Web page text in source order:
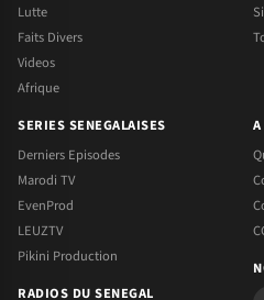
Lutte
Faits Divers
Videos
Afrique
SERIES SENEGALAISES
Derniers Episodes
Marodi TV
EvenProd
LEUZTV
Pikini Production
RADIOS DU SENEGAL